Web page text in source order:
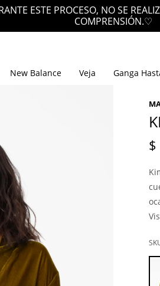
ESTE PROCESO, NO SE
COMPRENSIÓN.♡
New Balance Veja Ganga
$